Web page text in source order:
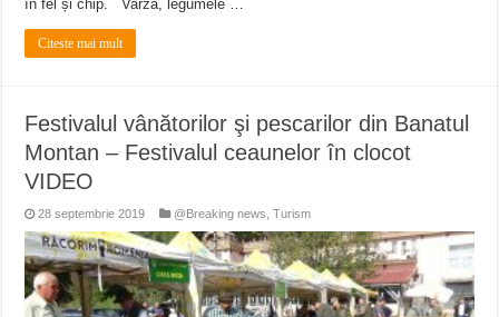
în fel și chip. Varza, legumele …
Citeste mai mult
Festivalul vânătorilor şi pescarilor din Banatul
Montan – Festivalul ceaunelor în clocot
VIDEO
28 septembrie 2019 @Breaking news ,Turism